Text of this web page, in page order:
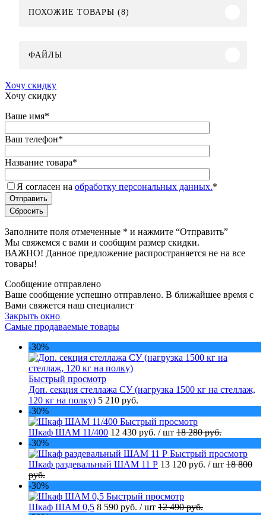
ПОХОЖИЕ ТОВАРЫ (8)
ФАЙЛЫ
Хочу скидку
Хочу скидку
Ваше имя*
Ваш телефон*
Название товара*
Я согласен на обработку персональных данных.*
Заполните поля отмеченные * и нажмите “Отправить”
Мы свяжемся с вами и сообщим размер скидки.
ВАЖНО! Данное предложение распространяется не на все
товары!
Сообщение отправлено
Ваше сообщение успешно отправлено. В ближайшее время с
Вами свяжется наш специалист
Закрыть окно
Самые продаваемые товары
-30%
Быстрый просмотр
Доп. секция стеллажа СУ (нагрузка 1500 кг на стеллаж,
120 кг на полку) 5 210 руб.
-30%
Быстрый просмотр
Шкаф ШАМ 11/400 12 430 руб. / шт 18 280 руб.
-30%
Быстрый просмотр
Шкаф раздевальный ШАМ 11 Р 13 120 руб. / шт 18 800
руб.
-30%
Быстрый просмотр
Шкаф ШАМ 0,5 8 590 руб. / шт 12 490 руб.